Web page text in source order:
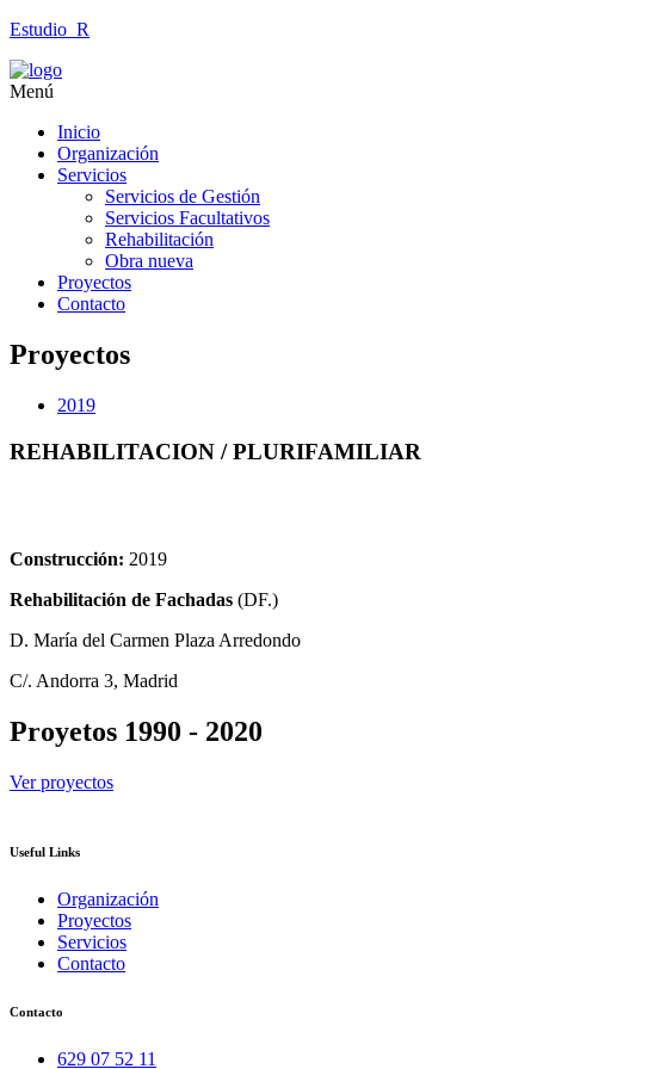
Estudio_R
Menú
Inicio
Organización
Servicios
Servicios de Gestión
Servicios Facultativos
Rehabilitación
Obra nueva
Proyectos
Contacto
Proyectos
2019
REHABILITACION / PLURIFAMILIAR
Construcción: 2019
Rehabilitación de Fachadas (DF.)
D. María del Carmen Plaza Arredondo
C/. Andorra 3, Madrid
Proyetos 1990 - 2020
Ver proyectos
Useful Links
Organización
Proyectos
Servicios
Contacto
Contacto
629 07 52 11